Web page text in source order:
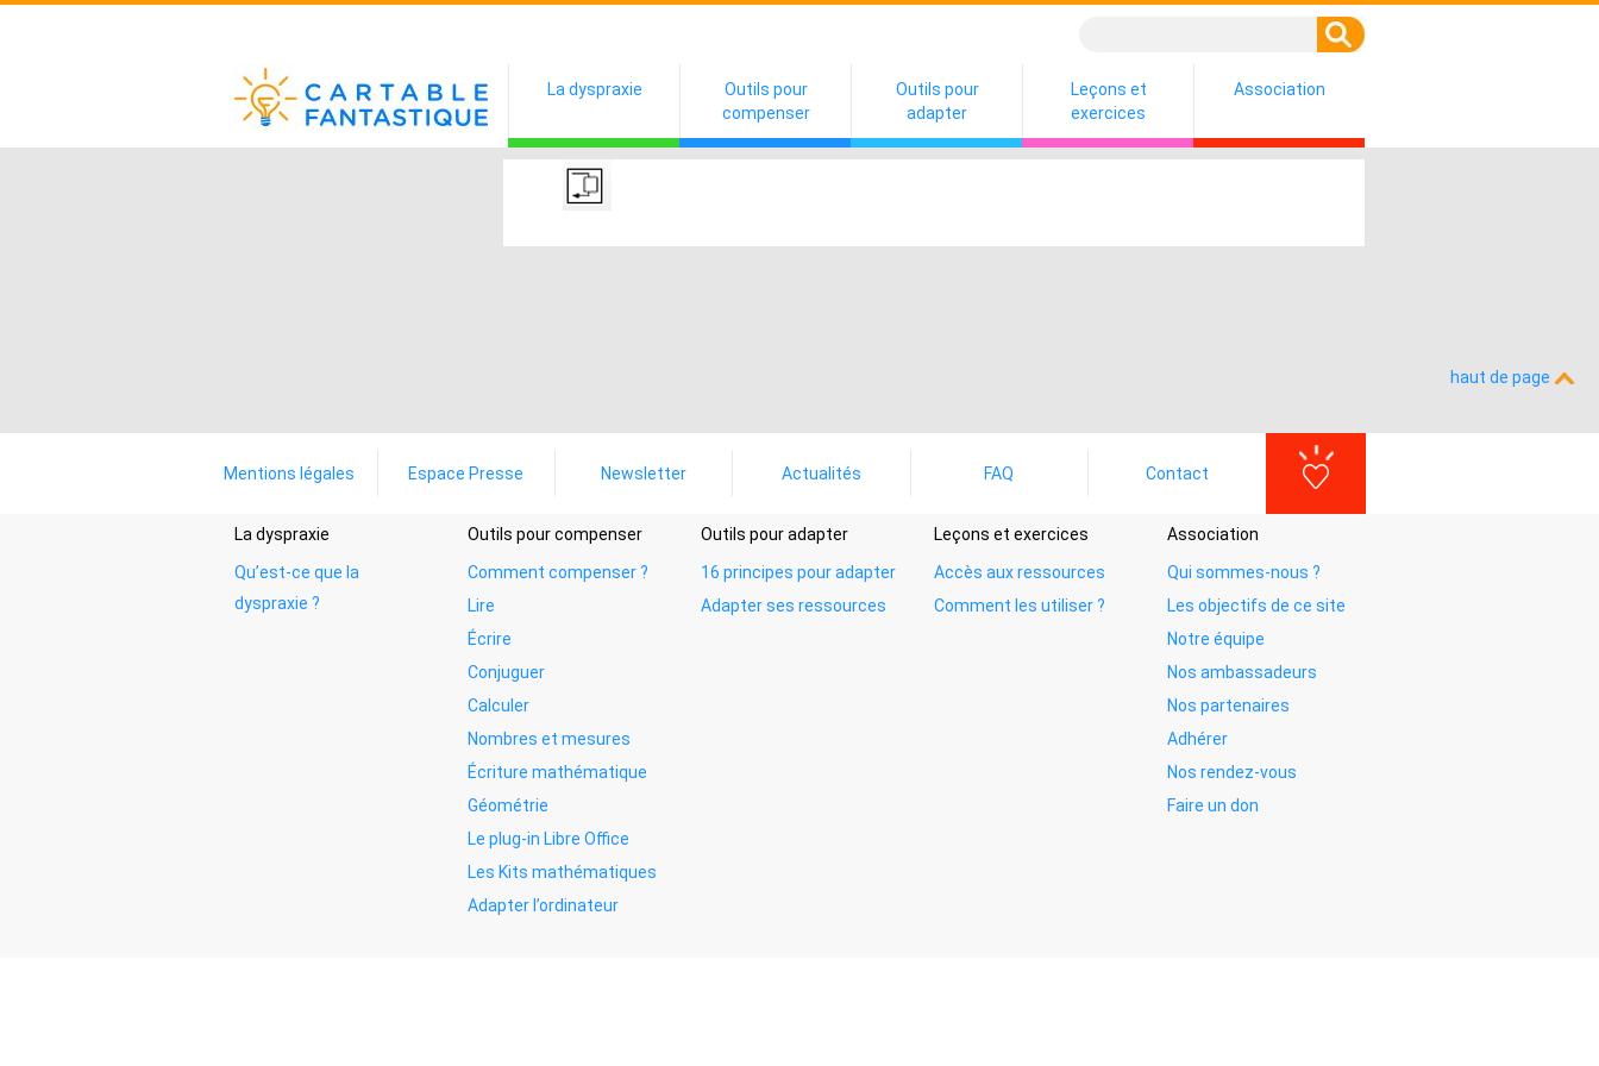
La dyspraxie
Outils pour
compenser
Outils pour
adapter
Leçons et
exercices
Association
haut de page
Mentions légales Espace Presse Newsletter Actualités FAQ Contact
La dyspraxie
Qu’est-ce que la
dyspraxie ?
Outils pour compenser
Comment compenser ?
Lire
Écrire
Conjuguer
Calculer
Nombres et mesures
Écriture mathématique
Géométrie
Le plug-in Libre Office
Les Kits mathématiques
Adapter l’ordinateur
Outils pour adapter
16 principes pour adapter
Adapter ses ressources
Leçons et exercices
Accès aux ressources
Comment les utiliser ?
Association
Qui sommes-nous ?
Les objectifs de ce site
Notre équipe
Nos ambassadeurs
Nos partenaires
Adhérer
Nos rendez-vous
Faire un don